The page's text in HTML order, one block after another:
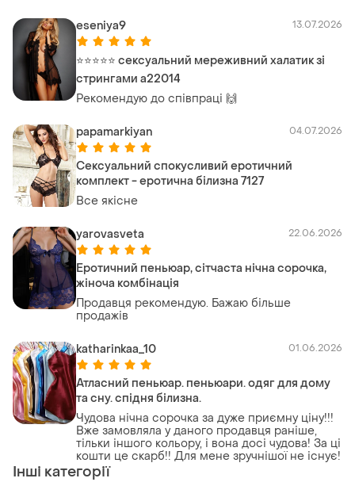
eseniya9 13.07.2026
⭐⭐⭐⭐⭐ сексуальний мереживний халатик зі
стрингами a22014
Рекомендую до співпраці 🙌
papamarkiyan 04.07.2026
Сексуальний спокусливий еротичний
комплект - еротична білизна 7127
Все якісне
yarovasveta 22.06.2026
Еротичний пеньюар, сітчаста нічна сорочка,
жіноча комбінація
Продавця рекомендую. Бажаю більше
продажів
katharinkaa_10 01.06.2026
Атласний пеньюар. пеньюари. одяг для дому
та сну. спідня білизна.
Чудова нічна сорочка за дуже приємну ціну!!!
Вже замовляла у даного продавця раніше,
тільки іншого кольору, і вона досі чудова! За ці
кошти це скарб!! Для мене зручнішої не існує!
Інші категорії